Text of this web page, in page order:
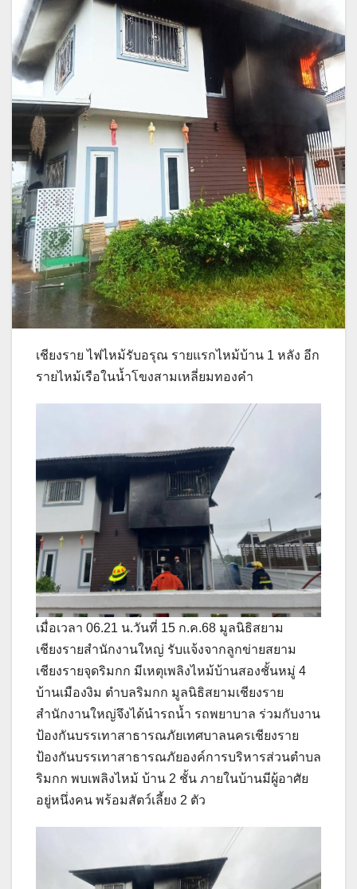
เชียงราย ไฟไหม้รับอรุณ รายแรกไหม้บ้าน 1 หลัง อีก
รายไหม้เรือในน้ำโขงสามเหลี่ยมทองคำ
เมื่อเวลา 06.21 น.วันที่ 15 ก.ค.68 มูลนิธิสยาม
เชียงรายสำนักงานใหญ่ รับแจ้งจากลูกข่ายสยาม
เชียงรายจุดริมกก มีเหตุเพลิงไหม้บ้านสองชั้นหมู่ 4
บ้านเมืองงิม ตำบลริมกก มูลนิธิสยามเชียงราย
สำนักงานใหญ่จึงได้นำรถน้ำ รถพยาบาล ร่วมกับงาน
ป้องกันบรรเทาสาธารณภัยเทศบาลนครเชียงราย
ป้องกันบรรเทาสาธารณภัยองค์การบริหารส่วนตำบล
ริมกก พบเพลิงไหม้ บ้าน 2 ชั้น ภายในบ้านมีผู้อาศัย
อยู่หนึ่งคน พร้อมสัตว์เลี้ยง 2 ตัว